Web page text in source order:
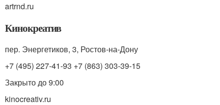
artrnd.ru
Кинокреатив
пер. Энергетиков, 3, Ростов-на-Дону
+7 (495) 227-41-93 +7 (863) 303-39-15
Закрыто до 9:00
kinocreativ.ru